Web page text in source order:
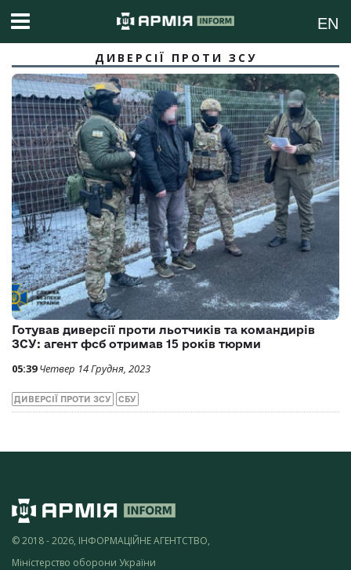
EN
ДИВЕРСІЇ ПРОТИ ЗСУ
Готував диверсії проти льотчиків та командирів
ЗСУ: агент фсб отримав 15 років тюрми
05:39 Четвер 14 Грудня, 2023
ДИВЕРСІЇ ПРОТИ ЗСУ СБУ
© 2018 - 2026, ІНФОРМАЦІЙНЕ АГЕНТСТВО,
Міністерство оборони України